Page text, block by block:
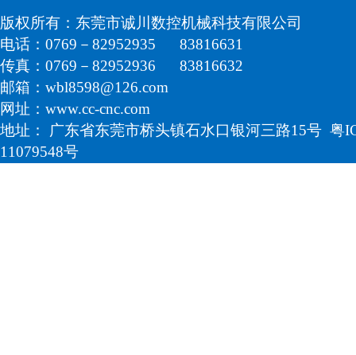
版权所有：东莞市诚川数控机械科技有限公司
电话：0769－82952935 83816631
传真：0769－82952936 83816632
邮箱：wbl8598@126.com
网址： www.cc-cnc.com
地址： 广东省东莞市桥头镇石水口银河三路15号 粤
11079548号